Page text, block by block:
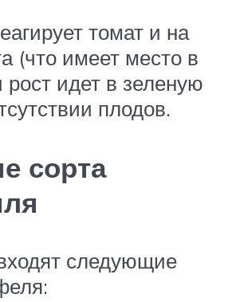
томат и на
(что имеет место в
рост идет в зеленую
плодов.
сорта
следующие